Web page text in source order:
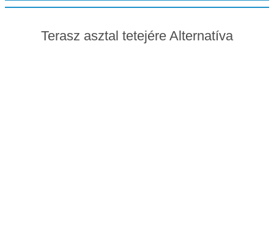
Kerti Magok
Kerti Tárolók
Terasz asztal tetejére Alternatíva